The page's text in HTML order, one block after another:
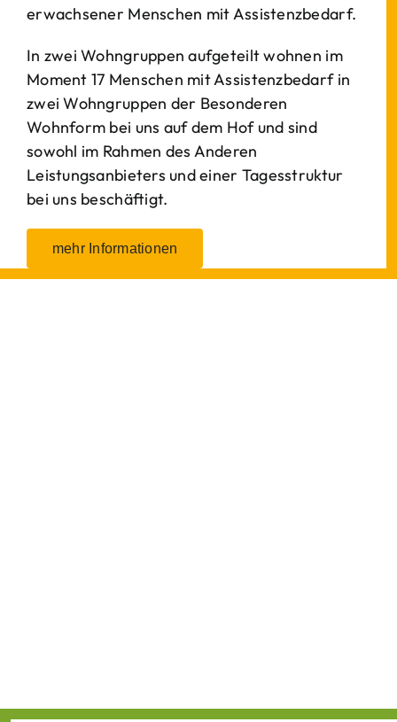
erwachsener Menschen mit Assistenzbedarf.
In zwei Wohngruppen aufgeteilt wohnen im
Moment 17 Menschen mit Assistenzbedarf in
zwei Wohngruppen der Besonderen
Wohnform bei uns auf dem Hof und sind
sowohl im Rahmen des Anderen
Leistungsanbieters und einer Tagesstruktur
bei uns beschäftigt.
mehr Informationen